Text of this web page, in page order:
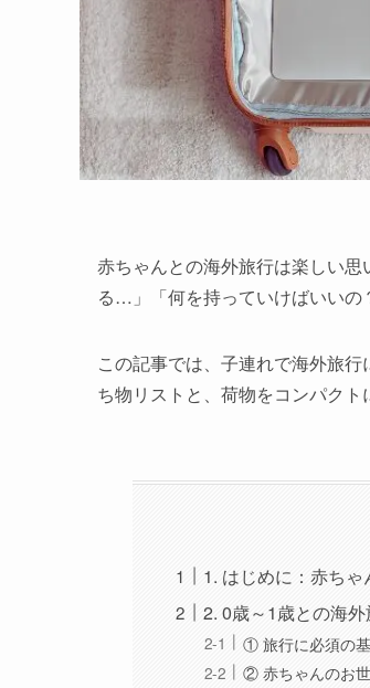
赤ちゃんとの海外旅行は楽しい
る…」「何を持っていけばいいの
この記事では、子連れで海外旅
ち物リストと、荷物をコンパクト
1. はじめに：赤ち
2. 0歳～1歳との海
① 旅行に必須の
② 赤ちゃんのお